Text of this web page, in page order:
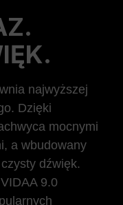
najwyższej
Dzięki
mocnymi
a wbudowany
dźwięk.
9.0